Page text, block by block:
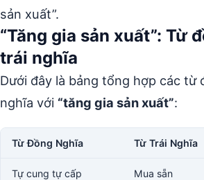
sản xuất”.
“Tăng gia sản xuất”: Từ
trái nghĩa
Dưới đây là bảng tổng hợp các từ
nghĩa với “tăng gia sản xuất”:
Từ Đồng Nghĩa Từ Trái Nghĩa
Tự cung tự cấp Mua sẵn